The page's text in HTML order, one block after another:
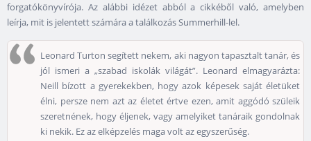
forgatókönyvírója. Az alábbi idézet abból a cikkéből való, amelyben
leírja, mit is jelentett számára a találkozás Summerhill-lel.
Leonard Turton segített nekem, aki nagyon tapasztalt tanár, és
jól ismeri a „szabad iskolák világát”. Leonard elmagyarázta:
Neill bízott a gyerekekben, hogy azok képesek saját életüket
élni, persze nem azt az életet értve ezen, amit aggódó szüleik
szeretnének, hogy éljenek, vagy amelyiket tanáraik gondolnak
ki nekik. Ez az elképzelés maga volt az egyszerűség.